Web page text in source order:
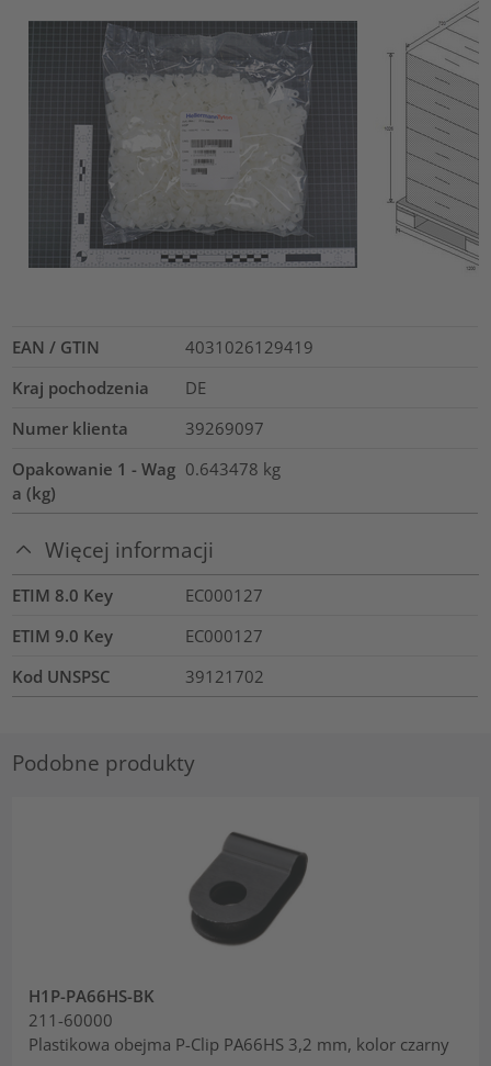
EAN / GTIN
4031026129419
Kraj pochodzenia
DE
Numer klienta
39269097
Opakowanie 1 - Wag
a (kg)
0.643478 kg
Więcej informacji
ETIM 8.0 Key
EC000127
ETIM 9.0 Key
EC000127
Kod UNSPSC
39121702
Podobne produkty
H1P-PA66HS-BK
211-60000
Plastikowa obejma P-Clip PA66HS 3,2 mm, kolor czarny